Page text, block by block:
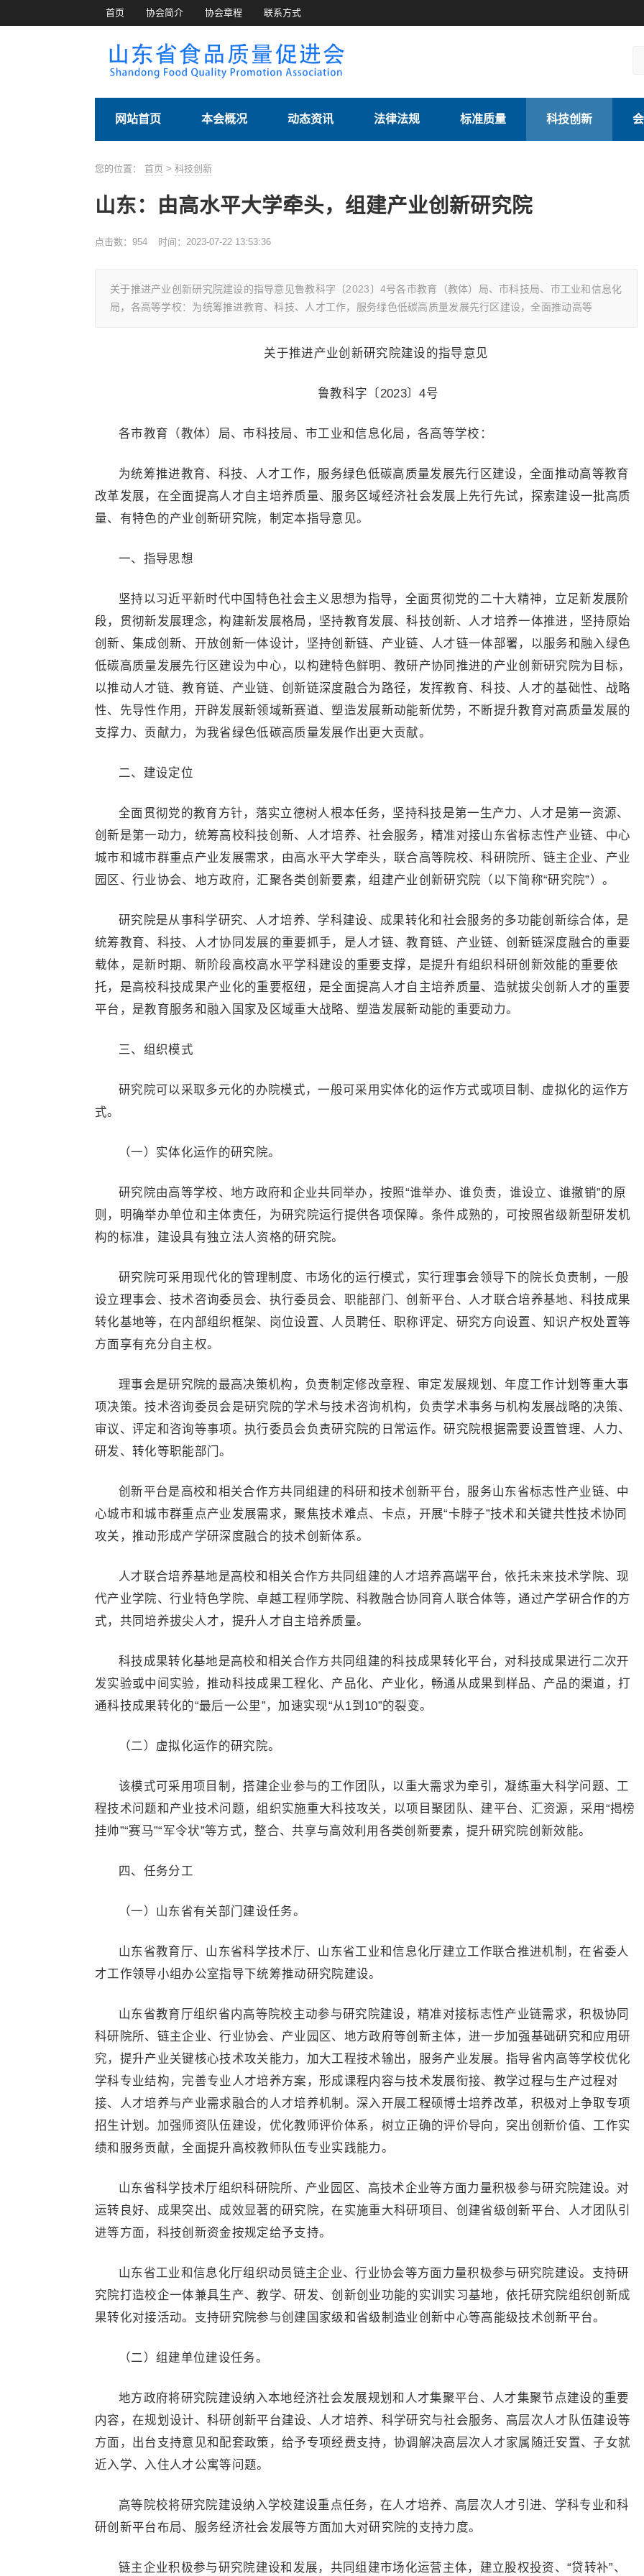
首页 协会简介 协会章程 联系方式
网站首页 本会概况 动态资讯 法律法规 标准质量 科技创新
您的位置： 首页 > 科技创新
山东：由高水平大学牵头，组建产业创新研究院
点击数： 954 时间：2023-07-22 13:53:36
关于推进产业创新研究院建设的指导意见鲁教科字〔2023〕4号各市教育（教体）局、市科技局、市工业和信息化
局，各高等学校：为统筹推进教育、科技、人才工作，服务绿色低碳高质量发展先行区建设，全面推动高等
关于推进产业创新研究院建设的指导意见
鲁教科字〔2023〕4号
各市教育（教体）局、市科技局、市工业和信息化局，各高等学校：
为统筹推进教育、科技、人才工作，服务绿色低碳高质量发展先行区建设，全面推动高等教育
改革发展，在全面提高人才自主培养质量、服务区域经济社会发展上先行先试，探索建设一批高质
量、有特色的产业创新研究院，制定本指导意见。
一、指导思想
坚持以习近平新时代中国特色社会主义思想为指导，全面贯彻党的二十大精神，立足新发展阶
段，贯彻新发展理念，构建新发展格局，坚持教育发展、科技创新、人才培养一体推进，坚持原始
创新、集成创新、开放创新一体设计，坚持创新链、产业链、人才链一体部署，以服务和融入绿色
低碳高质量发展先行区建设为中心，以构建特色鲜明、教研产协同推进的产业创新研究院为目标，
以推动人才链、教育链、产业链、创新链深度融合为路径，发挥教育、科技、人才的基础性、战略
性、先导性作用，开辟发展新领域新赛道、塑造发展新动能新优势，不断提升教育对高质量发展的
支撑力、贡献力，为我省绿色低碳高质量发展作出更大贡献。
二、建设定位
全面贯彻党的教育方针，落实立德树人根本任务，坚持科技是第一生产力、人才是第一资源、
创新是第一动力，统筹高校科技创新、人才培养、社会服务，精准对接山东省标志性产业链、中心
城市和城市群重点产业发展需求，由高水平大学牵头，联合高等院校、科研院所、链主企业、产业
园区、行业协会、地方政府，汇聚各类创新要素，组建产业创新研究院（以下简称“研究院”）。
研究院是从事科学研究、人才培养、学科建设、成果转化和社会服务的多功能创新综合体，是
统筹教育、科技、人才协同发展的重要抓手，是人才链、教育链、产业链、创新链深度融合的重要
载体，是新时期、新阶段高校高水平学科建设的重要支撑，是提升有组织科研创新效能的重要依
托，是高校科技成果产业化的重要枢纽，是全面提高人才自主培养质量、造就拔尖创新人才的重要
平台，是教育服务和融入国家及区域重大战略、塑造发展新动能的重要动力。
三、组织模式
研究院可以采取多元化的办院模式，一般可采用实体化的运作方式或项目制、虚拟化的运作方
式。
（一）实体化运作的研究院。
研究院由高等学校、地方政府和企业共同举办，按照“谁举办、谁负责，谁设立、谁撤销”的原
则，明确举办单位和主体责任，为研究院运行提供各项保障。条件成熟的，可按照省级新型研发机
构的标准，建设具有独立法人资格的研究院。
研究院可采用现代化的管理制度、市场化的运行模式，实行理事会领导下的院长负责制，一般
设立理事会、技术咨询委员会、执行委员会、职能部门、创新平台、人才联合培养基地、科技成果
转化基地等，在内部组织框架、岗位设置、人员聘任、职称评定、研究方向设置、知识产权处置等
方面享有充分自主权。
理事会是研究院的最高决策机构，负责制定修改章程、审定发展规划、年度工作计划等重大事
项决策。技术咨询委员会是研究院的学术与技术咨询机构，负责学术事务与机构发展战略的决策、
审议、评定和咨询等事项。执行委员会负责研究院的日常运作。研究院根据需要设置管理、人力、
研发、转化等职能部门。
创新平台是高校和相关合作方共同组建的科研和技术创新平台，服务山东省标志性产业链、中
心城市和城市群重点产业发展需求，聚焦技术难点、卡点，开展“卡脖子”技术和关键共性技术协同
攻关，推动形成产学研深度融合的技术创新体系。
人才联合培养基地是高校和相关合作方共同组建的人才培养高端平台，依托未来技术学院、现
代产业学院、行业特色学院、卓越工程师学院、科教融合协同育人联合体等，通过产学研合作的方
式，共同培养拔尖人才，提升人才自主培养质量。
科技成果转化基地是高校和相关合作方共同组建的科技成果转化平台，对科技成果进行二次开
发实验或中间实验，推动科技成果工程化、产品化、产业化，畅通从成果到样品、产品的渠道，打
通科技成果转化的“最后一公里”，加速实现“从1到10”的裂变。
（二）虚拟化运作的研究院。
该模式可采用项目制，搭建企业参与的工作团队，以重大需求为牵引，凝练重大科学问题、工
程技术问题和产业技术问题，组织实施重大科技攻关，以项目聚团队、建平台、汇资源，采用“揭榜
挂帅”“赛马”“军令状”等方式，整合、共享与高效利用各类创新要素，提升研究院创新效能。
四、任务分工
（一）山东省有关部门建设任务。
山东省教育厅、山东省科学技术厅、山东省工业和信息化厅建立工作联合推进机制，在省委人
才工作领导小组办公室指导下统筹推动研究院建设。
山东省教育厅组织省内高等院校主动参与研究院建设，精准对接标志性产业链需求，积极协同
科研院所、链主企业、行业协会、产业园区、地方政府等创新主体，进一步加强基础研究和应用研
究，提升产业关键核心技术攻关能力，加大工程技术输出，服务产业发展。指导省内高等学校优化
学科专业结构，完善专业人才培养方案，形成课程内容与技术发展衔接、教学过程与生产过程对
接、人才培养与产业需求融合的人才培养机制。深入开展工程硕博士培养改革，积极对上争取专项
招生计划。加强师资队伍建设，优化教师评价体系，树立正确的评价导向，突出创新价值、工作实
绩和服务贡献，全面提升高校教师队伍专业实践能力。
山东省科学技术厅组织科研院所、产业园区、高技术企业等方面力量积极参与研究院建设。对
运转良好、成果突出、成效显著的研究院，在实施重大科研项目、创建省级创新平台、人才团队引
进等方面，科技创新资金按规定给予支持。
山东省工业和信息化厅组织动员链主企业、行业协会等方面力量积极参与研究院建设。支持研
究院打造校企一体兼具生产、教学、研发、创新创业功能的实训实习基地，依托研究院组织创新成
果转化对接活动。支持研究院参与创建国家级和省级制造业创新中心等高能级技术创新平台。
（二）组建单位建设任务。
地方政府将研究院建设纳入本地经济社会发展规划和人才集聚平台、人才集聚节点建设的重要
内容，在规划设计、科研创新平台建设、人才培养、科学研究与社会服务、高层次人才队伍建设等
方面，出台支持意见和配套政策，给予专项经费支持，协调解决高层次人才家属随迁安置、子女就
近入学、入住人才公寓等问题。
高等院校将研究院建设纳入学校建设重点任务，在人才培养、高层次人才引进、学科专业和科
研创新平台布局、服务经济社会发展等方面加大对研究院的支持力度。
链主企业积极参与研究院建设和发展，共同组建市场化运营主体，建立股权投资、“贷转补”、